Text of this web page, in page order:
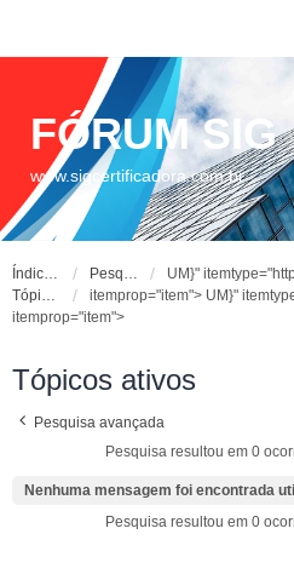
FÓRUM SIG
www.sigcertificadora.com.br
Índice do fórum Pesquisar
UM}"
itemprop="item">
Tópicos ativos
UM}"
itemprop="item">
Tópicos ativos
Pesquisa avançada
Pesquisa resultou em 0
Nenhuma mensagem foi encontrada
Pesquisa resultou em 0